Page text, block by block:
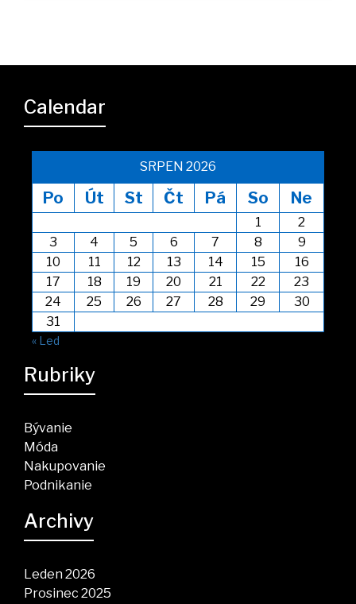
Calendar
SRPEN 2026
Po Út St Čt Pá So Ne
1
2
3
4 5 6 7 8
9
10
11 12 13 14 15
16
17
18 19 20 21 22
23
24
25 26 27 28 29
30
31
« Led
Rubriky
Bývanie
Móda
Nakupovanie
Podnikanie
Archivy
Leden 2026
Prosinec 2025